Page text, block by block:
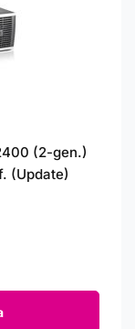
(2-gen.)
(Update)